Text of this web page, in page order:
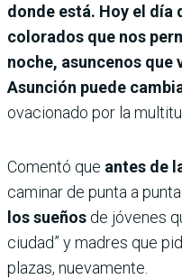
donde está. Hoy el día
colorados que nos
noche, asuncenos que
Asunción puede
ovacionado por la
Comentó que antes de
caminar de punta a
los sueños de jóvenes
ciudad” y madres que
plazas, nuevamente.